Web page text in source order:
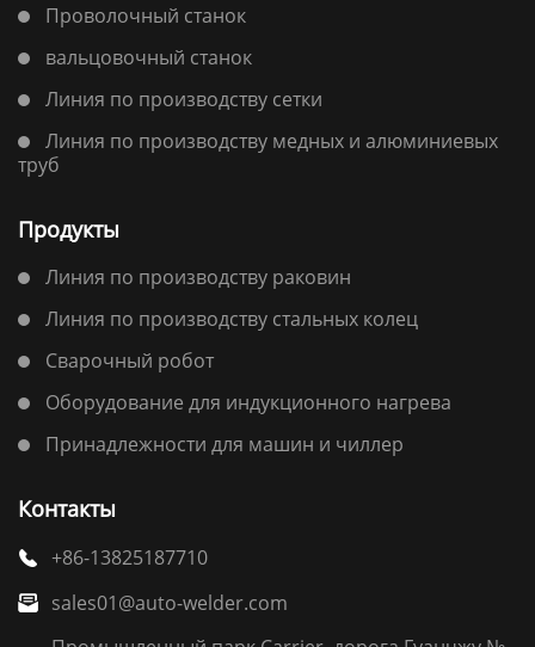
Проволочный станок
вальцовочный станок
Линия по производству сетки
Линия по производству медных и алюминиевых
труб
Продукты
Линия по производству раковин
Линия по производству стальных колец
Сварочный робот
Оборудование для индукционного нагрева
Принадлежности для машин и чиллер
Контакты
 +86-13825187710

sales01@auto-welder.com